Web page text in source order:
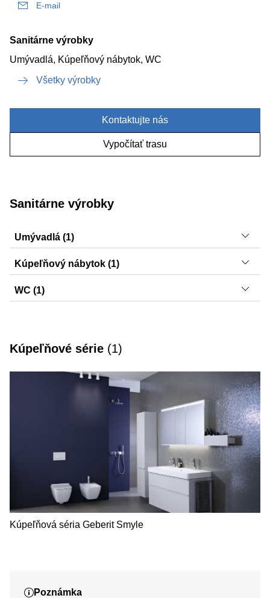
E-mail
Sanitárne výrobky
Umývadlá, Kúpeľňový nábytok, WC
Všetky výrobky
Kontaktujte nás
Vypočítať trasu
Sanitárne výrobky
Umývadlá (1)
Smyle
Kúpeľňový nábytok (1)
Smyle
WC (1)
Kúpeľňové série (1)
Kúpeľňová séria Geberit Smyle
Poznámka